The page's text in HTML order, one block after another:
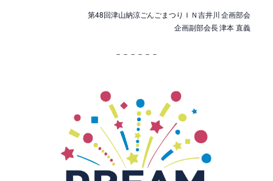
第48回津山納涼ごんごまつりＩＮ吉井川 企画部会
企画副部会長 津本 直義
－－－－－－